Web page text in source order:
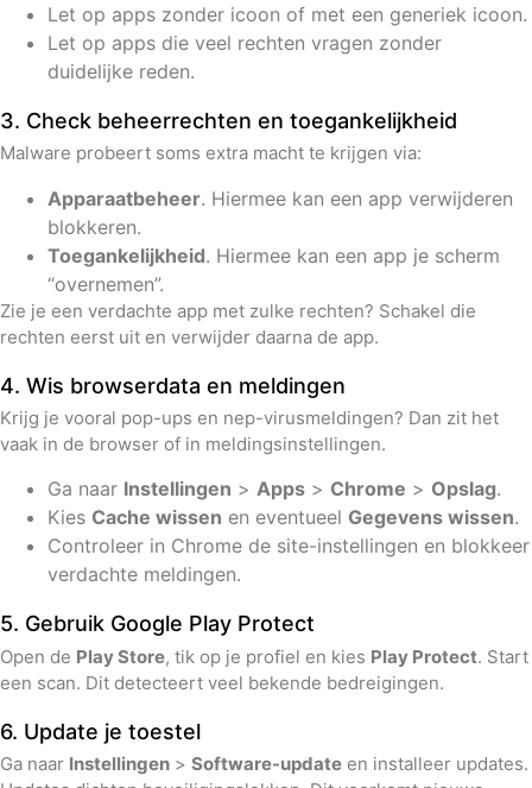
Let op apps zonder icoon of met een generiek icoon.
Let op apps die veel rechten vragen zonder
duidelijke reden.
3. Check beheerrechten en toegankelijkheid
Malware probeert soms extra macht te krijgen via:
Apparaatbeheer. Hiermee kan een app verwijderen
blokkeren.
Toegankelijkheid. Hiermee kan een app je scherm
“overnemen”.
Zie je een verdachte app met zulke rechten? Schakel die
rechten eerst uit en verwijder daarna de app.
4. Wis browserdata en meldingen
Krijg je vooral pop-ups en nep-virusmeldingen? Dan zit het
vaak in de browser of in meldingsinstellingen.
Ga naar Instellingen > Apps > Chrome > Opslag.
Kies Cache wissen en eventueel Gegevens wissen.
Controleer in Chrome de site-instellingen en blokkeer
verdachte meldingen.
5. Gebruik Google Play Protect
Open de Play Store, tik op je profiel en kies Play Protect. Start
een scan. Dit detecteert veel bekende bedreigingen.
6. Update je toestel
Ga naar Instellingen > Software-update en installeer updates.